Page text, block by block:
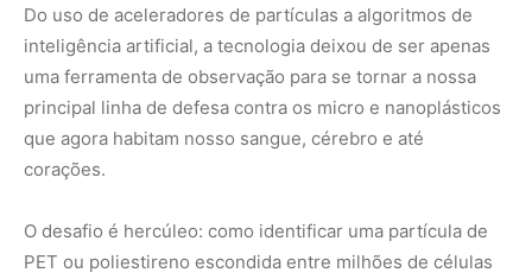
Do uso de aceleradores de partículas a algoritmos de
inteligência artificial, a tecnologia deixou de ser apenas
uma ferramenta de observação para se tornar a nossa
principal linha de defesa contra os micro e nanoplásticos
que agora habitam nosso sangue, cérebro e até
corações.
O desafio é hercúleo: como identificar uma partícula de
PET ou poliestireno escondida entre milhões de células